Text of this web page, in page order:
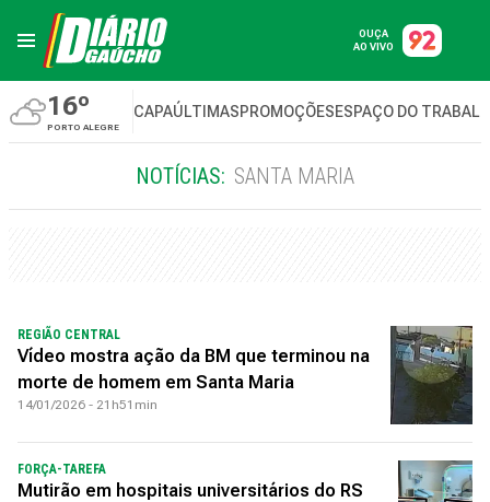
OUÇA
AO VIVO
16º
PORTO ALEGRE
CAPAÚLTIMASPROMOÇÕESESPAÇO DO
NOTÍCIAS: SANTA MARIA
REGIÃO CENTRAL
Vídeo mostra ação da BM que terminou na
morte de homem em Santa Maria
14/01/2026 - 21h51min
FORÇA-TAREFA
Mutirão em hospitais universitários do RS